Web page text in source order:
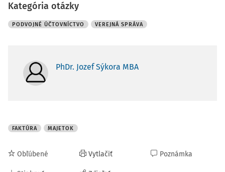
Kategória otázky
PODVOJNÉ ÚČTOVNÍCTVO VEREJNÁ SPRÁVA
PhDr. Jozef Sýkora MBA
FAKTÚRA MAJETOK
Obľúbené Vytlačiť Poznámka